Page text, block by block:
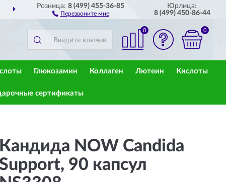
ДОСТАВИМ ПО ВСЕЙ РОССИИ
Розница:8 (499) 455-36-85
Перезвоните мне
Юрлица:
8 (499) 450-86-44
0 0
Глюкозамин Коллаген Лютеин Кислоты
сертификаты
Кандида NOW Candida
Support, 90 капсул